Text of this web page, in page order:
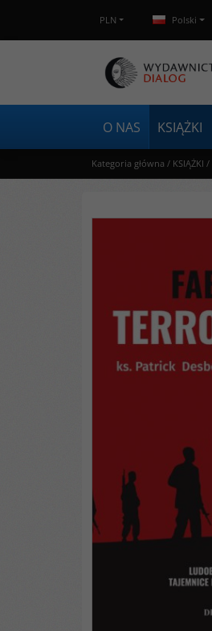
PLN Polski
O NAS KSIĄŻKI
Kategoria główna / KSIĄŻKI /